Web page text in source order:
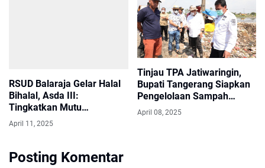
RSUD Balaraja Gelar Halal
Bihalal, Asda III:
Tingkatkan Mutu
Pelayanan
April 11, 2025
Tinjau TPA Jatiwaringin,
Bupati Tangerang Siapkan
Pengelolaan Sampah
Berkelanjutan
April 08, 2025
Posting Komentar